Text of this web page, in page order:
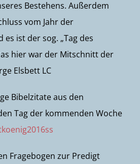
Bestehens. Außerdem
vom Jahr der
ist der sog. „Tag des
hier war der Mitschnitt der
Elsbett LC
Bibelzitate aus den
Tag der kommenden Woche
Fragebogen zur Predigt